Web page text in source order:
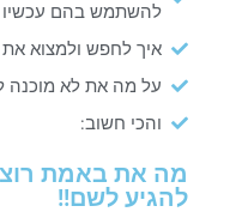
להשתמש בהם עכשיו
איך לחפש ולמצוא
על מה את לא מוכנה
והכי חשוב:
מה את באמת
להגיע לשם!!